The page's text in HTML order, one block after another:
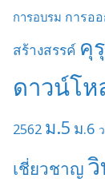
การอบรม การอ
สร้างสรรค์ คุ
ดาวน์โห
2562 ม.5 ม.6
เชี่ยวชาญ